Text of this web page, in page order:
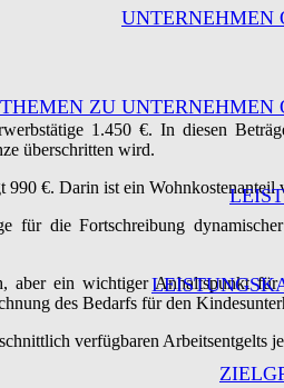
UNTERNEHMEN
ZU UNTERNEHMEN
1.450 €. In diesen
überschritten wird.
€. Darin ist ein Wohnkostenanteil
die Fortschreibung
aber ein wichtiger Anhaltspunkt
des Bedarfs für den
verfügbaren Arbeitsentgelts